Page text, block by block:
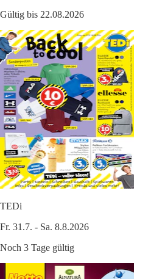
Gültig bis 22.08.2026
TEDi
Fr. 31.7. - Sa. 8.8.2026
Noch 3 Tage gültig